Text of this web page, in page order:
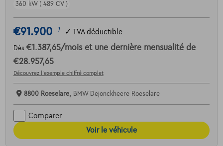
360 kW ( 489 CV )
€91.900 1 ✓ TVA déductible
Dès €1.387,65/mois et une dernière mensualité de
€28.957,65
Découvrez l’exemple chiffré complet
8800 Roeselare, BMW Dejonckheere Roeselare
Comparer
Voir le véhicule